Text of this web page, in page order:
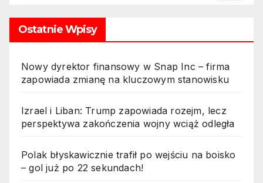
Ostatnie Wpisy
Nowy dyrektor finansowy w Snap Inc – firma
zapowiada zmianę na kluczowym stanowisku
Izrael i Liban: Trump zapowiada rozejm, lecz
perspektywa zakończenia wojny wciąż odległa
Polak błyskawicznie trafił po wejściu na boisko
– gol już po 22 sekundach!